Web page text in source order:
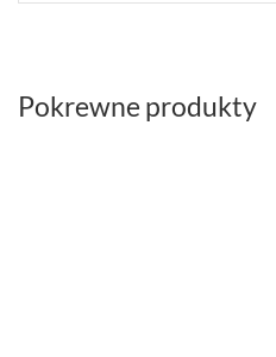
Pokrewne produkty